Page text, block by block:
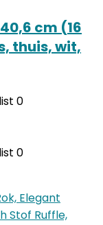
cm (16
thuis, wit,
0
0